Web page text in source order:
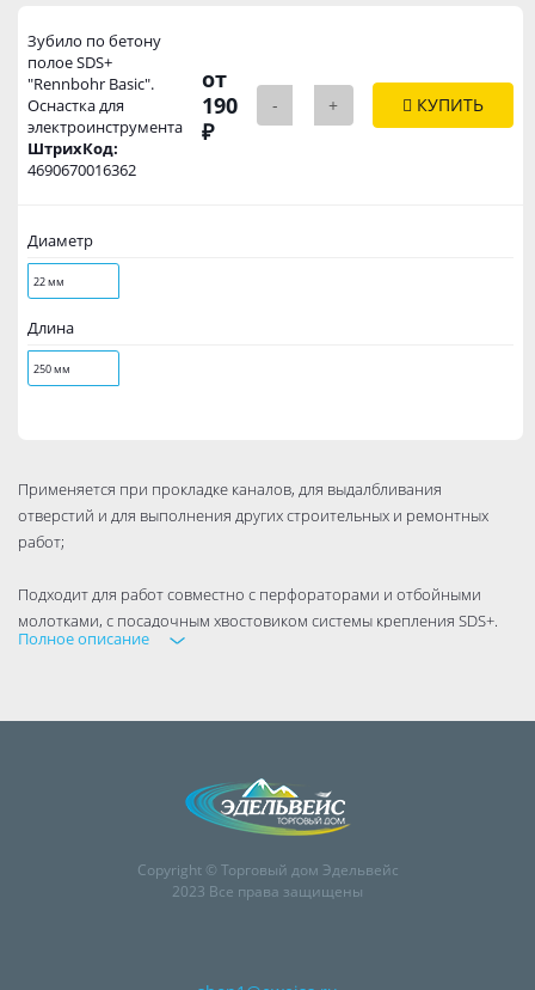
Зубило по бетону
полое SDS+
"Rennbohr Basic".
Оснастка для
электроинструмента
ШтрихКод:
4690670016362
от
190
₽
- + КУПИТЬ
Диаметр
22 мм
Длина
250 мм
Применяется при прокладке каналов, для выдалбливания
отверстий и для выполнения других строительных и ремонтных
работ;
Подходит для работ совместно с перфораторами и отбойными
молотками, с посадочным хвостовиком системы крепления SDS+.
Полное описание
Copyright © Торговый дом Эдельвейс
2023 Все права защищены